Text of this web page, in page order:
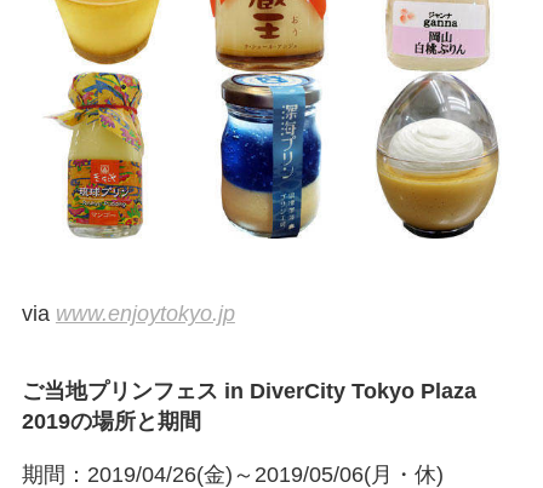
via www.enjoytokyo.jp
ご当地プリンフェス in DiverCity Tokyo Plaza
2019の場所と期間
期間：2019/04/26(金)～2019/05/06(月・休)